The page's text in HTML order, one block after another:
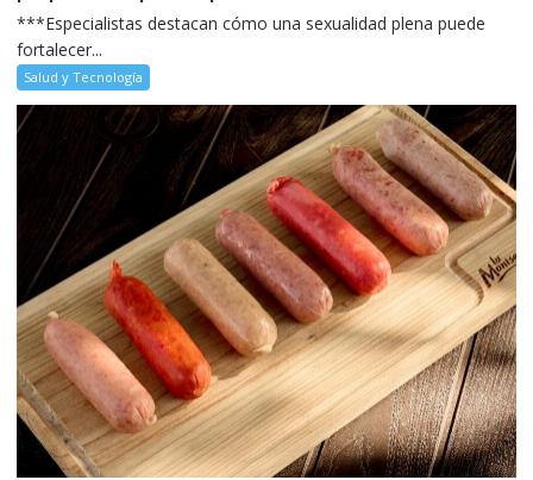
***Especialistas destacan cómo una sexualidad plena puede
fortalecer...
Salud y Tecnología